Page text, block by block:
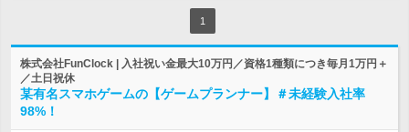
1
株式会社FunClock | 入社祝い金最大10万円／資格1種類につき毎月1万円＋
／土日祝休
某有名スマホゲームの【ゲームプランナー】＃未経験入社率
98%！